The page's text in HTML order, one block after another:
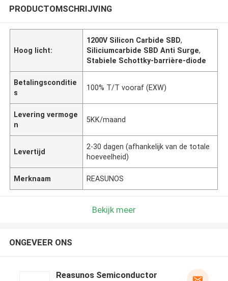
PRODUCTOMSCHRIJVING
Hoog licht:
1200V Silicon Carbide SBD,
Siliciumcarbide SBD Anti Surge,
Stabiele Schottky-barrière-diode
Betalingsconditie
s
100% T/T vooraf (EXW)
Levering vermoge
n
5KK/maand
Levertijd
2-30 dagen (afhankelijk van de totale
hoeveelheid)
Merknaam REASUNOS
Bekijk meer
ONGEVEER ONS
Reasunos Semiconductor